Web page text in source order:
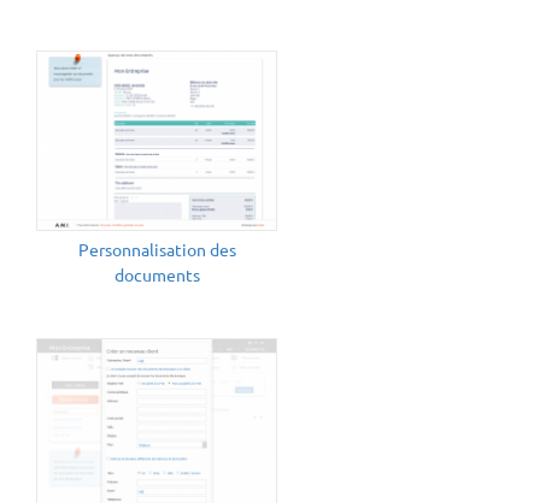
Personnalisation des
documents